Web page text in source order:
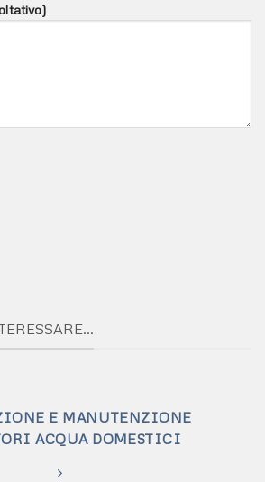
E MANUTENZIONE
ACQUA DOMESTICI